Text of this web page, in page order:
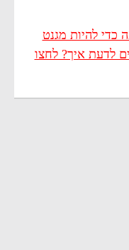
להיות מגנט
לדעת איך? לחצו